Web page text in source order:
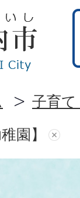
子育
園】